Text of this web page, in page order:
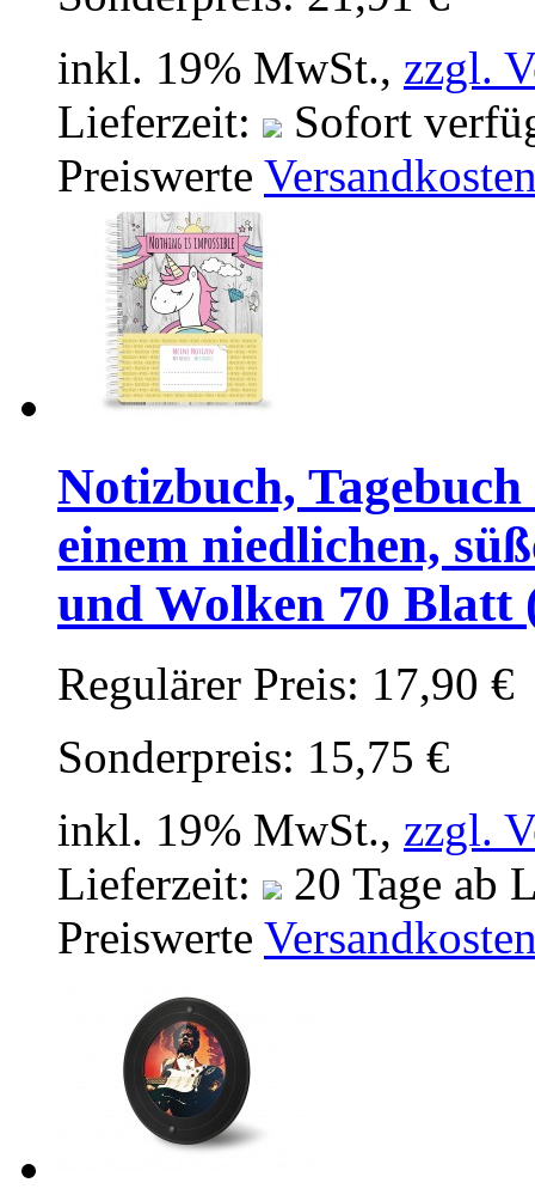
inkl. 19% MwSt., zzgl.
Lieferzeit:
Sofort
Preiswerte
Notizbuch,
einem niedlichen,
und Wolken 70 Blatt
Regulärer Preis: 17,90 €
Sonderpreis: 15,75 €
inkl. 19% MwSt., zzgl.
Lieferzeit:
20 Tage ab
Preiswerte